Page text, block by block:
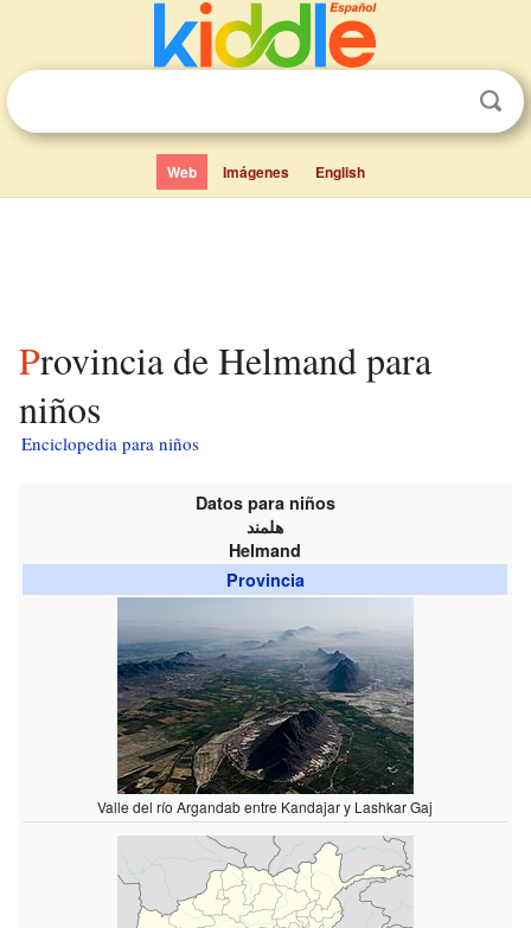
Web Imágenes English
Provincia de Helmand para
niños
Enciclopedia para niños
Datos para niños
هلمند
Helmand
Provincia
Valle del río Argandab entre Kandajar y Lashkar Gaj